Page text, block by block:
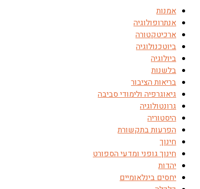
אמנות
אנתרופולוגיה
ארכיטקטורה
ביוטכנולוגיה
ביולוגיה
בלשנות
בריאות הציבור
גיאוגרפיה ולימודי סביבה
גרונטולוגיה
היסטוריה
הפרעות בתקשורת
חינוך
חינוך גופני ומדעי הספורט
יהדות
יחסים בינלאומיים